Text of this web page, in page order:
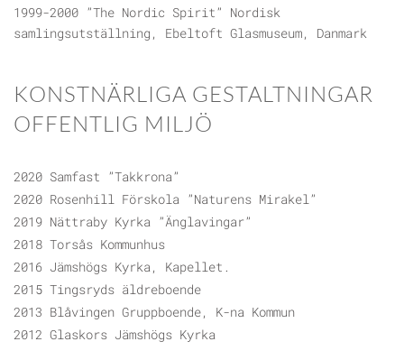
1999-2000 ”The Nordic Spirit” Nordisk
samlingsutställning, Ebeltoft Glasmuseum, Danmark
KONSTNÄRLIGA GESTALTNINGAR
OFFENTLIG MILJÖ
2020 Samfast ”Takkrona”
2020 Rosenhill Förskola ”Naturens Mirakel”
2019 Nättraby Kyrka ”Änglavingar”
2018 Torsås Kommunhus
2016 Jämshögs Kyrka, Kapellet.
2015 Tingsryds äldreboende
2013 Blåvingen Gruppboende, K-na Kommun
2012 Glaskors Jämshögs Kyrka